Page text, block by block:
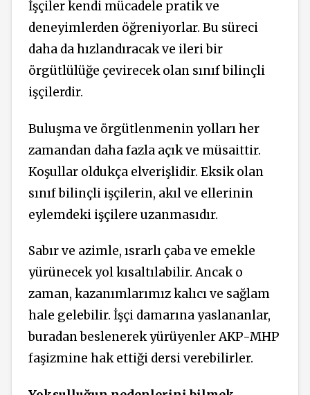
İşçiler kendi mücadele pratik ve
deneyimlerden öğreniyorlar. Bu süreci
daha da hızlandıracak ve ileri bir
örgütlülüğe çevirecek olan sınıf bilinçli
işçilerdir.
Buluşma ve örgütlenmenin yolları her
zamandan daha fazla açık ve müsaittir.
Koşullar oldukça elverişlidir. Eksik olan
sınıf bilinçli işçilerin, akıl ve ellerinin
eylemdeki işçilere uzanmasıdır.
Sabır ve azimle, ısrarlı çaba ve emekle
yürünecek yol kısaltılabilir. Ancak o
zaman, kazanımlarımız kalıcı ve sağlam
hale gelebilir. İşçi damarına yaslananlar,
buradan beslenerek yürüyenler AKP-MHP
faşizmine hak ettiği dersi verebilirler.